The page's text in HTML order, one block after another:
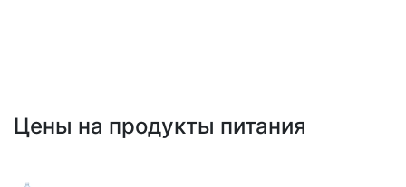
Цены на продукты питания